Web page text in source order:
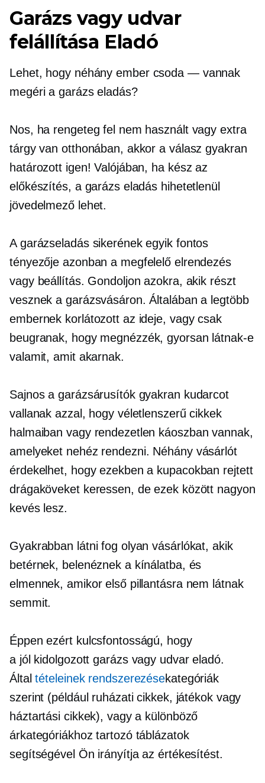
Garázs vagy udvar
felállítása Eladó
Lehet, hogy néhány ember csoda — vannak
megéri a garázs eladás?
Nos, ha rengeteg fel nem használt vagy extra
tárgy van otthonában, akkor a válasz gyakran
határozott igen! Valójában, ha kész az
előkészítés, a garázs eladás hihetetlenül
jövedelmező lehet.
A garázseladás sikerének egyik fontos
tényezője azonban a megfelelő elrendezés
vagy beállítás. Gondoljon azokra, akik részt
vesznek a garázsvásáron. Általában a legtöbb
embernek korlátozott az ideje, vagy csak
beugranak, hogy megnézzék, gyorsan látnak-e
valamit, amit akarnak.
Sajnos a garázsárusítók gyakran kudarcot
vallanak azzal, hogy véletlenszerű cikkek
halmaiban vagy rendezetlen káoszban vannak,
amelyeket nehéz rendezni. Néhány vásárlót
érdekelhet, hogy ezekben a kupacokban rejtett
drágaköveket keressen, de ezek között nagyon
kevés lesz.
Gyakrabban látni fog olyan vásárlókat, akik
betérnek, belenéznek a kínálatba, és
elmennek, amikor első pillantásra nem látnak
semmit.
Éppen ezért kulcsfontosságú, hogy
a jól kidolgozott garázs vagy udvar eladó.
Általtételeinek rendszerezésekategóriák
szerint (például ruházati cikkek, játékok vagy
háztartási cikkek), vagy a különböző
árkategóriákhoz tartozó táblázatok
segítségével Ön irányítja az értékesítést.